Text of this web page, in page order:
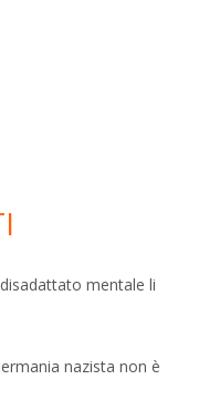
mentale li
nazista non è